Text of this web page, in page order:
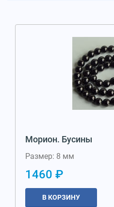
Морион. Бусины
Размер: 8 мм
1460 ₽
В КОРЗИНУ